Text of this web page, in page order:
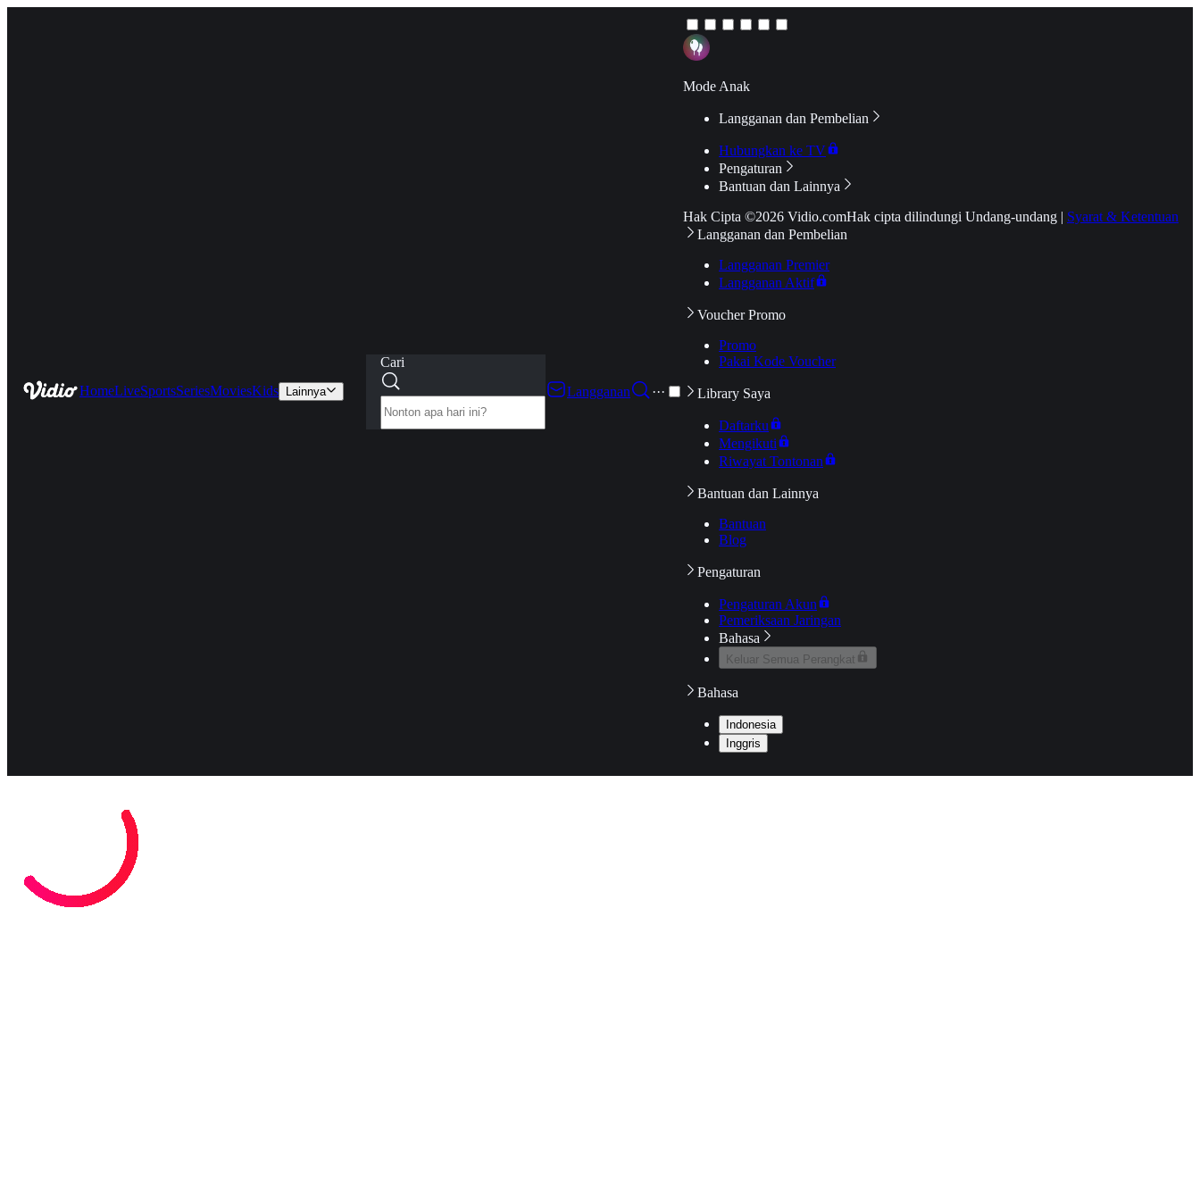
HomeLiveSportsSeriesMoviesKids Lainnya
Cari
Langganan
···
Mode Anak
Langganan dan Pembelian
Hubungkan ke TV
Pengaturan
Bantuan dan Lainnya
Hak Cipta ©2026 Vidio.comHak cipta dilindungi Undang-undang | Syarat & Ketentuan
Langganan dan Pembelian
Langganan Premier
Langganan Aktif
Voucher Promo
Promo
Pakai Kode Voucher
Library Saya
Daftarku
Mengikuti
Riwayat Tontonan
Bantuan dan Lainnya
Bantuan
Blog
Pengaturan
Pengaturan Akun
Pemeriksaan Jaringan
Bahasa
Keluar Semua Perangkat
Bahasa
Indonesia
Inggris